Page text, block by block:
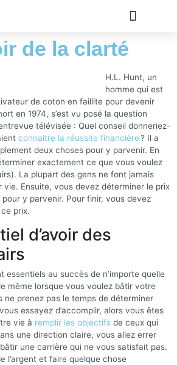
de la clarté
H.L. Hunt, un
homme qui est
de coton en faillite pour devenir
en 1974, s’est vu posé la question
télévisée : Quel conseil donneriez-
connaitre la réussite financière? Il a
deux choses pour y parvenir. En
exactement ce que vous voulez
La plupart des gens ne font jamais
Ensuite, vous devez déterminer le prix
pour y parvenir. Pour finir, vous devez
prix.
d’avoir des
essentiels au succès de n’importe quelle
même lorsque vous voulez bâtir votre
ne prenez pas le temps de déterminer
essayez d’accomplir, alors vous êtes
vie à remplir les objectifs de ceux qui
une direction claire, vous allez errer
une carrière qui ne vous satisfait pas.
l’argent et faire quelque chose